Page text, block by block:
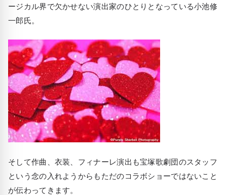
ージカル界で欠かせない演出家のひとりとなっている小池修
一郎氏。
そして作曲、衣装、フィナーレ演出も宝塚歌劇団のスタッフ
という念の入れようからもただのコラボショーではないこと
が伝わってきます。